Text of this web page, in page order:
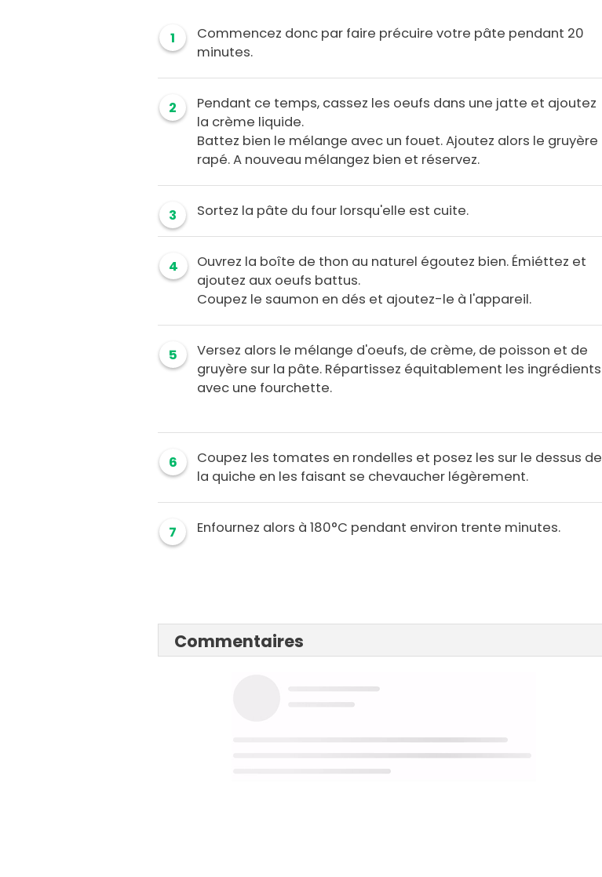
1
Commencez donc par faire précuire votre pâte pendant 20
minutes.
2
Pendant ce temps, cassez les oeufs dans une jatte et ajoutez
la crème liquide.
Battez bien le mélange avec un fouet. Ajoutez alors le gruyère
rapé. A nouveau mélangez bien et réservez.
3 Sortez la pâte du four lorsqu'elle est cuite.
4
Ouvrez la boîte de thon au naturel égoutez bien. Émiéttez et
ajoutez aux oeufs battus.
Coupez le saumon en dés et ajoutez-le à l'appareil.
5
Versez alors le mélange d'oeufs, de crème, de poisson et de
gruyère sur la pâte. Répartissez équitablement les ingrédients
avec une fourchette.
6
Coupez les tomates en rondelles et posez les sur le dessus de
la quiche en les faisant se chevaucher légèrement.
7 Enfournez alors à 180°C pendant environ trente minutes.
Commentaires